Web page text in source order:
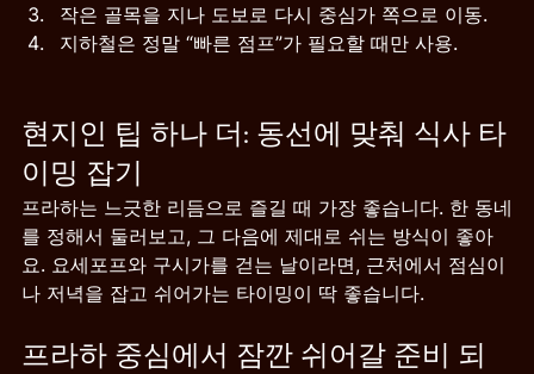
작은 골목을 지나 도보로 다시 중심가 쪽으로 이동.
지하철은 정말 “빠른 점프”가 필요할 때만 사용.
현지인 팁 하나 더: 동선에 맞춰 식사 타
이밍 잡기
프라하는 느긋한 리듬으로 즐길 때 가장 좋습니다. 한 동네
를 정해서 둘러보고, 그 다음에 제대로 쉬는 방식이 좋아
요. 요세포프와 구시가를 걷는 날이라면, 근처에서 점심이
나 저녁을 잡고 쉬어가는 타이밍이 딱 좋습니다.
프라하 중심에서 잠깐 쉬어갈 준비 되